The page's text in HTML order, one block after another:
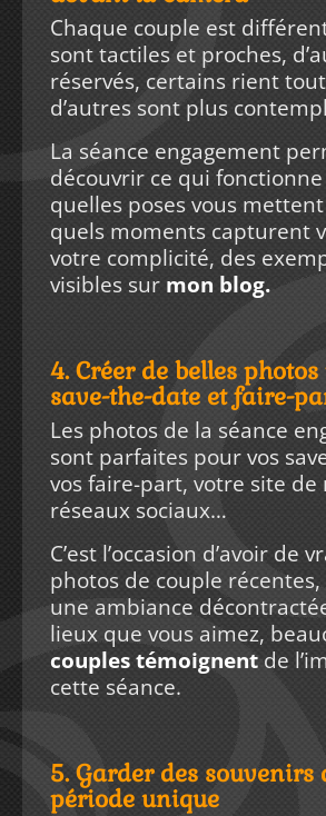
Chaque couple est
sont tactiles et proches,
réservés, certains rient
d’autres sont plus
La séance engagement
découvrir ce qui
quelles poses vous mettent
quels moments capturent
votre complicité, des
visibles sur mon blog.
4. Créer de belles
save-the-date et faire-
Les photos de la séance
sont parfaites pour vos
vos faire-part, votre site de
réseaux sociaux…
C’est l’occasion d’avoir de
photos de couple
une ambiance
lieux que vous aimez,
couples témoignentde
cette séance.
5. Garder des souvenirs
période unique